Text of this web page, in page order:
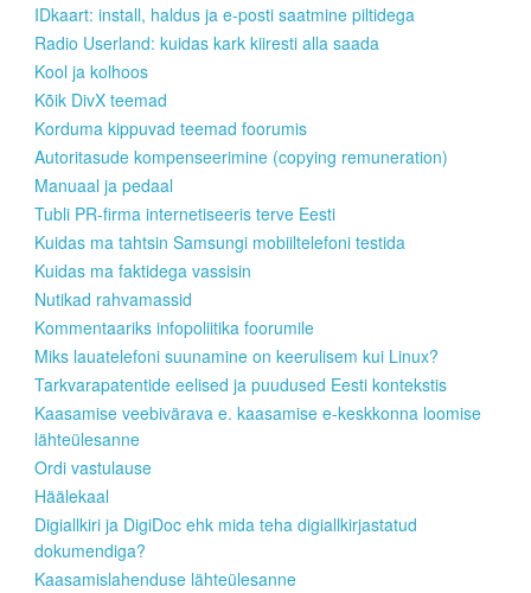
IDkaart: install, haldus ja e-posti saatmine piltidega
Radio Userland: kuidas kark kiiresti alla saada
Kool ja kolhoos
Kõik DivX teemad
Korduma kippuvad teemad foorumis
Autoritasude kompenseerimine (copying remuneration)
Manuaal ja pedaal
Tubli PR-firma internetiseeris terve Eesti
Kuidas ma tahtsin Samsungi mobiiltelefoni testida
Kuidas ma faktidega vassisin
Nutikad rahvamassid
Kommentaariks infopoliitika foorumile
Miks lauatelefoni suunamine on keerulisem kui Linux?
Tarkvarapatentide eelised ja puudused Eesti kontekstis
Kaasamise veebivärava e. kaasamise e-keskkonna loomise
lähteülesanne
Ordi vastulause
Häälekaal
Digiallkiri ja DigiDoc ehk mida teha digiallkirjastatud
dokumendiga?
Kaasamislahenduse lähteülesanne